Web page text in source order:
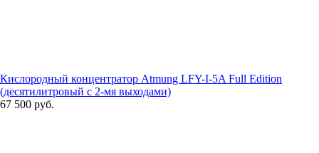
Кислородный концентратор Atmung LFY-I-5A Full Edition
(десятилитровый с 2-мя выходами)
67 500 руб.